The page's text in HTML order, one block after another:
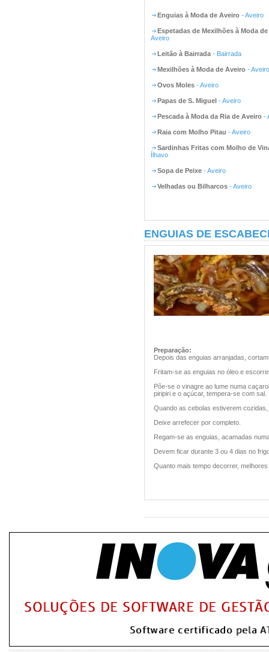
Enguias à Moda de Aveiro - Aveiro
Espetadas de Mexilhões à Moda
Aveiro
Leitão à Bairrada - Bairrada
Mexilhões à Moda de Aveiro - Aveiro
Ovos Moles - Aveiro
Papas de S. Miguel - Aveiro
Pescada à Moda da Ria de Aveiro -
Raia com Molho Pitau - Aveiro
Sardinhas Fritas com Molho de
Ílhavo
Sopa de Peixe - Aveiro
Velhadas ou Bilharcos - Aveiro
ENGUIAS DE
Preparação:
Depois das enguias arranjadas,
Fritam-se as enguias no óleo e
Põe-se o vinagre ao lume numa
piripiri e o açúcar, tempera-se com sal.
Quando as cebolas estiverem
Deixe arrefecer por completo.
Regam-se as enguias, acamadas
Devem ficar durante 3 ou 4 dias no
Quanto mais tempo decorrer,